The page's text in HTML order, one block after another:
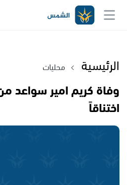
الرئيسية محليات
وفاة كريم امير سواعد
اختناقاً